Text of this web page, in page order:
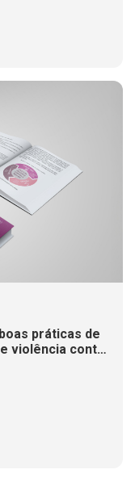
práticas de
violência contra